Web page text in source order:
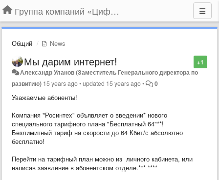
Группа компаний «Цифрабар»
Общий News
+1
Мы дарим интернет!
Александр Уланов (Заместитель Генерального директора по
развитию) 15 years ago•updated 15 years ago• 0
Уважаемые абоненты!
Компания "Росинтех" объявляет о введении* нового
специального тарифного плана "Бесплатный 64"**!
Безлимитный тариф на скорости до 64 Кбит/с абсолютно
бесплатно!
Перейти на тарифный план можно из личного кабинета, или
написав заявление в абонентском отделе.*** ****